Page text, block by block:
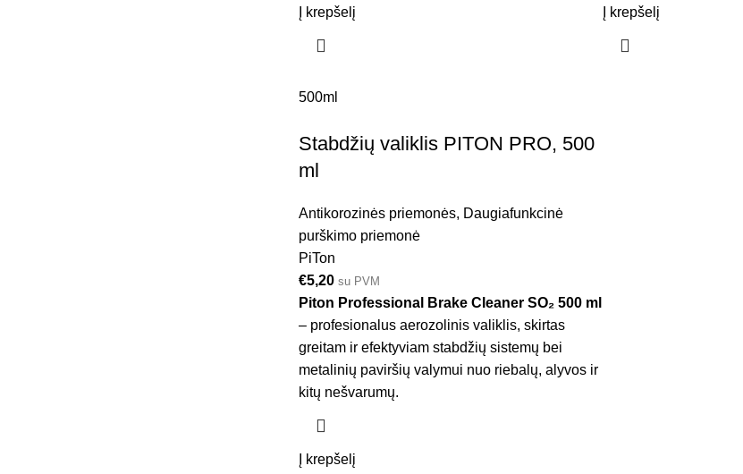
Į krepšelį Į krepšelį
500ml
Stabdžių valiklis PITON PRO, 500
ml
Antikorozinės priemonės, Daugiafunkcinė
purškimo priemonė
PiTon
€5,20 su PVM
Piton Professional Brake Cleaner SO₂ 500 ml
– profesionalus aerozolinis valiklis, skirtas
greitam ir efektyviam stabdžių sistemų bei
metalinių paviršių valymui nuo riebalų, alyvos ir
kitų nešvarumų.
Į krepšelį